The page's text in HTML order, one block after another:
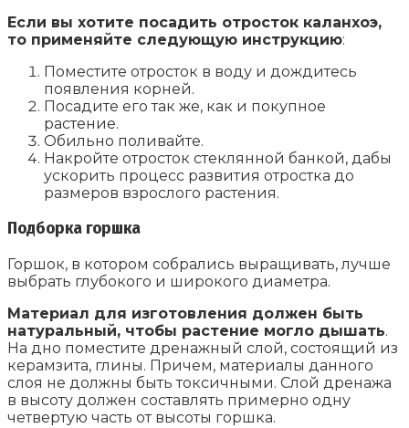
Если вы хотите посадить отросток каланхоэ,
то применяйте следующую инструкцию:
Поместите отросток в воду и дождитесь
появления корней.
Посадите его так же, как и покупное
растение.
Обильно поливайте.
Накройте отросток стеклянной банкой, дабы
ускорить процесс развития отростка до
размеров взрослого растения.
Подборка горшка
Горшок, в котором собрались выращивать, лучше
выбрать глубокого и широкого диаметра.
Материал для изготовления должен быть
натуральный, чтобы растение могло дышать.
На дно поместите дренажный слой, состоящий из
керамзита, глины. Причем, материалы данного
слоя не должны быть токсичными. Слой дренажа
в высоту должен составлять примерно одну
четвертую часть от высоты горшка.